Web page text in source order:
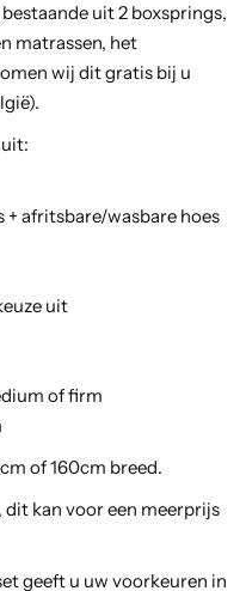
uit 2 boxsprings,
matrassen, het
wij dit gratis bij u
+ afritsbare/wasbare hoes
uit
of firm
of 160cm breed.
dit kan voor een meerprijs
geeft u uw voorkeuren in